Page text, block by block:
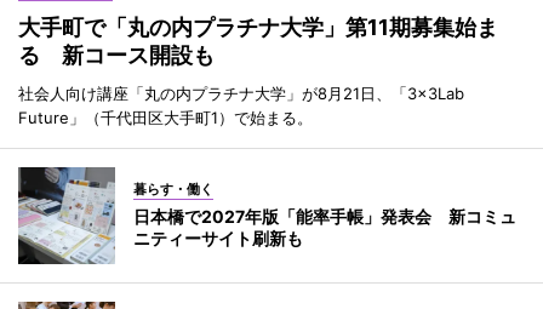
大手町で「丸の内プラチナ大学」第11期募集始ま
る 新コース開設も
社会人向け講座「丸の内プラチナ大学」が8月21日、「3×3Lab
Future」（千代田区大手町1）で始まる。
暮らす・働く
日本橋で2027年版「能率手帳」発表会 新コミュ
ニティーサイト刷新も